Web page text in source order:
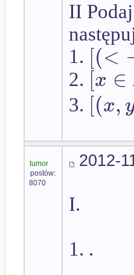
II
1. [(<
2. [x ∈
3. [(x,
tumor
postów:
8070
2012-
I.
1. .